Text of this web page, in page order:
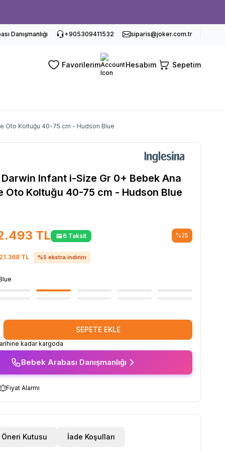
Danışmanlığı +905309411532 siparis@joker.com.tr
Favorilerim Hesabım Sepetim
Oto Koltuğu 40-75 cm - Hudson Blue
Infant i-Size Gr 0+ Bebek Ana
Oto Koltuğu 40-75 cm - Hudson Blue
TL 6 Taksit %25
TL %5 ekstra indirim
SEPETE EKLE
kadar kargoda
Bebek Arabası Danışmanlığı
Fiyat Alarmı
Öneri Kutusu İade Koşulları